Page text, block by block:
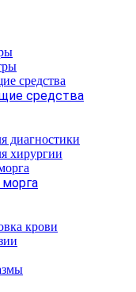
средства
диагностики
хирургии
крови